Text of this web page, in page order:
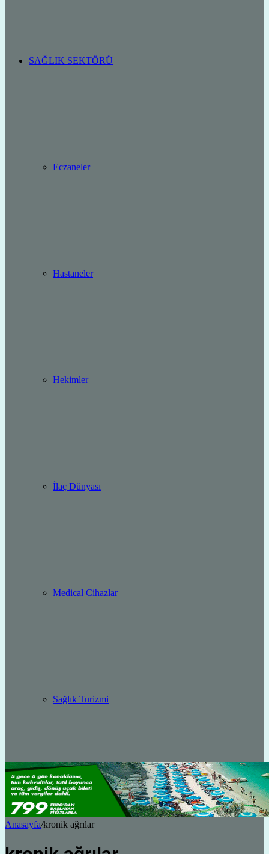
SAĞLIK SEKTÖRÜ
Eczaneler
Hastaneler
Hekimler
İlaç Dünyası
Medical Cihazlar
Sağlık Turizmi
Anasayfa/kronik ağrılar